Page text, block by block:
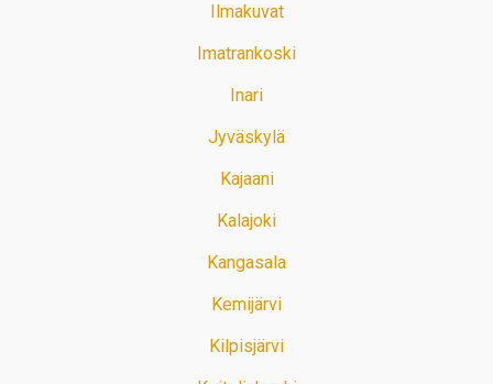
Ilmakuvat
Imatrankoski
Inari
Jyväskylä
Kajaani
Kalajoki
Kangasala
Kemijärvi
Kilpisjärvi